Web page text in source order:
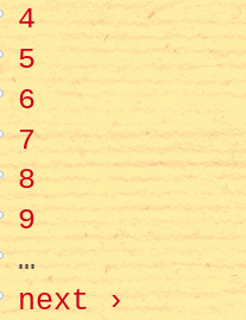
4
5
6
7
8
9
…
next ›